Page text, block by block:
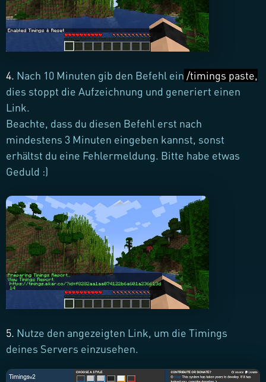
4. Nach 10 Minuten gib den Befehl ein /timings paste,
dies stoppt die Aufzeichnung und generiert einen
Link.
Beachte, dass du diesen Befehl erst nach
mindestens 3 Minuten eingeben kannst, sonst
erhältst du eine Fehlermeldung. Bitte habe etwas
Geduld :)
5. Nutze den angezeigten Link, um die Timings
deines Servers einzusehen.